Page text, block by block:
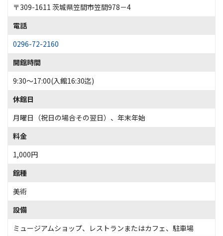
〒309-1611 茨城県笠間市笠間978－4
電話
0296-72-2160
開館時間
9:30～17:00(入館16:30迄)
休館日
月曜日（祝日の場合その翌日）、年末年始
料金
1,000円
館種
美術
設備
ミュージアムショップ、 レストランまたはカフェ、 駐車場